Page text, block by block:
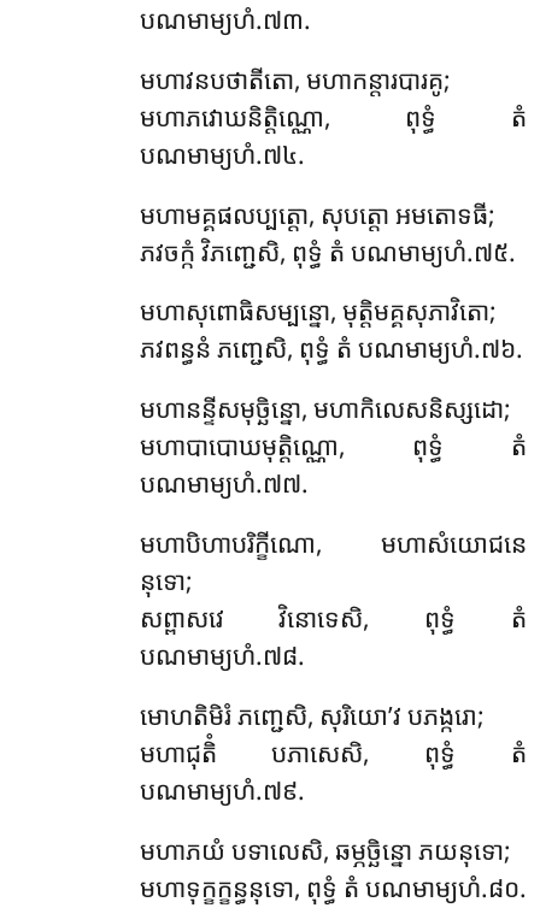
បណមាម្យហំ.៧៣.
មហាវនបថាតីតោ, មហាកន្តារបារគូ;
មហាភវោឃនិត្តិណ្ណោ, ពុទ្ធំ តំ
បណមាម្យហំ.៧៤.
មហាមគ្គផលប្បត្តោ, សុបត្តោ អមតោទធី;
ភវចក្កំ វិភញ្ជេសិ, ពុទ្ធំ តំ បណមាម្យហំ.៧៥.
មហាសុពោធិសម្បន្នោ, មុត្តិមគ្គសុភាវិតោ;
ភវពន្ធនំ ភញ្ជេសិ, ពុទ្ធំ តំ បណមាម្យហំ.៧៦.
មហានន្ទីសមុច្ឆិន្នោ, មហាកិលេសនិស្សដោ;
មហាបាបោឃមុត្តិណ្ណោ, ពុទ្ធំ តំ
បណមាម្យហំ.៧៧.
មហាបិហាបរិក្ខីណោ, មហាសំយោជនេ
នុទោ;
សព្ពាសវេ វិនោទេសិ, ពុទ្ធំ តំ
បណមាម្យហំ.៧៨.
មោហតិមិរំ ភញ្ជេសិ, សុរិយោ’វ បភង្ករោ;
មហាជុតិំ បភាសេសិ, ពុទ្ធំ តំ
បណមាម្យហំ.៧៩.
មហាភយំ បទាលេសិ, ឆម្ភច្ឆិន្នោ ភយនុទោ;
មហាទុក្ខក្ខន្ធនុទោ, ពុទ្ធំ តំ បណមាម្យហំ.៨០.